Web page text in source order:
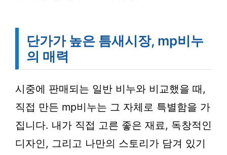
단가가 높은 틈새시장, mp비누
의 매력
시중에 판매되는 일반 비누와 비교했을 때,
직접 만든 mp비누는 그 자체로 특별함을 가
집니다. 내가 직접 고른 좋은 재료, 독창적인
디자인, 그리고 나만의 스토리가 담겨 있기